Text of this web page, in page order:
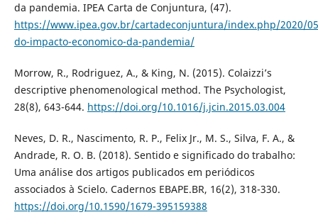
da pandemia. IPEA Carta de Conjuntura, (47).
https://www.ipea.gov.br/cartadeconjuntura/index.php/2020/
do-impacto-economico-da-pandemia/
Morrow, R., Rodriguez, A., & King, N. (2015). Colaizzi’s
descriptive phenomenological method. The Psychologist,
28(8), 643-644. https://doi.org/10.1016/j.jcin.2015.03.004
Neves, D. R., Nascimento, R. P., Felix Jr., M. S., Silva, F. A., &
Andrade, R. O. B. (2018). Sentido e significado do trabalho:
Uma análise dos artigos publicados em periódicos
associados à Scielo. Cadernos EBAPE.BR, 16(2), 318-330.
https://doi.org/10.1590/1679-395159388